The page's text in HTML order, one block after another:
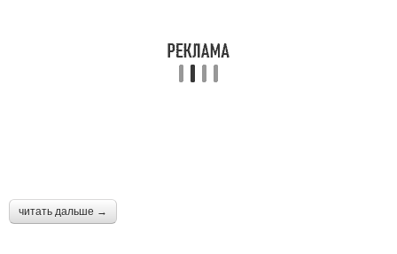
Конструкции для трубы
Герметик для печной
читать дальше →